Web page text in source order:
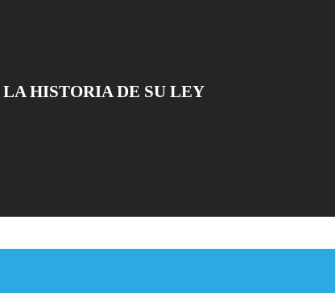
HISTORIA DE SU LEY